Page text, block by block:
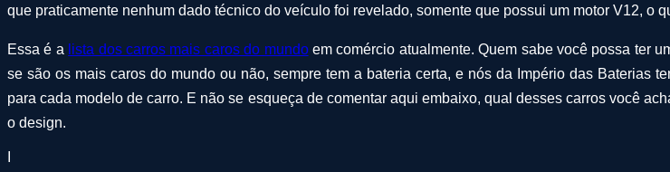
que praticamente nenhum dado técnico do veículo foi revelado, somente que possui um motor V12, o
Essa é a lista dos carros mais caros do mundoem comércio atualmente. Quem sabe você possa ter
se são os mais caros do mundo ou não, sempre tem a bateria certa, e nós da Império das Baterias
para cada modelo de carro. E não se esqueça de comentar aqui embaixo, qual desses carros você
o design.